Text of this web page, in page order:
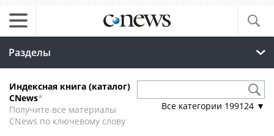
Разделы
Индексная книга (каталог)
CNews*
Получите все материалы
CNews по ключевому слову
Все категории 199124 ▼